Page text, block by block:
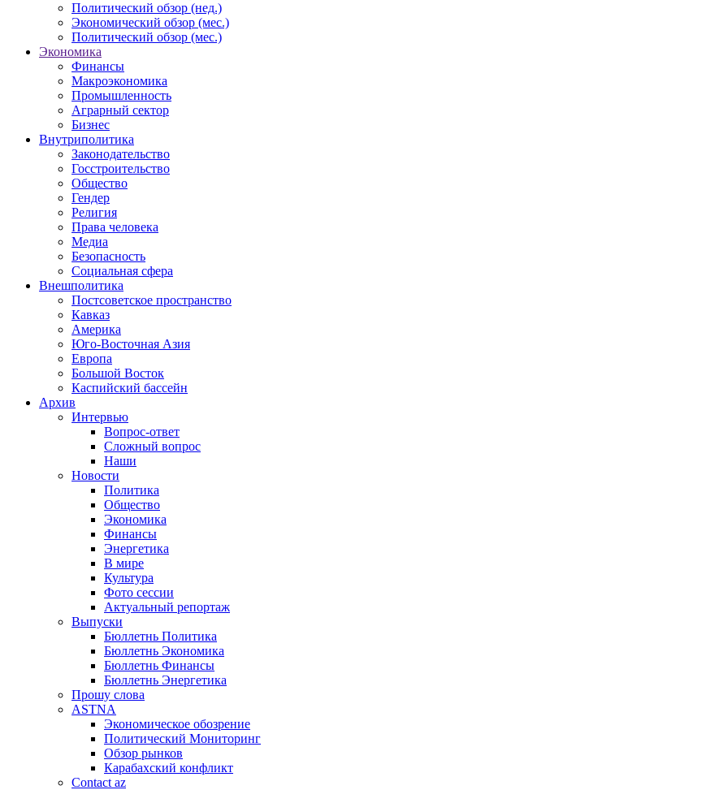
Политический обзор (нед.)
Экономический обзор (мес.)
Политический обзор (мес.)
Экономика
Финансы
Макроэкономика
Промышленность
Аграрный сектор
Бизнес
Внутриполитика
Законодательство
Госстроительство
Общество
Гендер
Религия
Права человека
Медиа
Безопасность
Социальная сфера
Внешполитика
Постсоветское пространство
Кавказ
Америка
Юго-Восточная Азия
Европа
Большой Восток
Каспийский бассейн
Архив
Интервью
Вопрос-ответ
Сложный вопрос
Наши
Новости
Политика
Общество
Экономика
Финансы
Энергетика
В мире
Культура
Фото сессии
Актуальный репортаж
Выпуски
Бюллетнь Политика
Бюллетнь Экономика
Бюллетнь Финансы
Бюллетнь Энергетика
Прошу слова
ASTNA
Экономическое обозрение
Политический Мониторинг
Обзор рынков
Карабахский конфликт
Contact az